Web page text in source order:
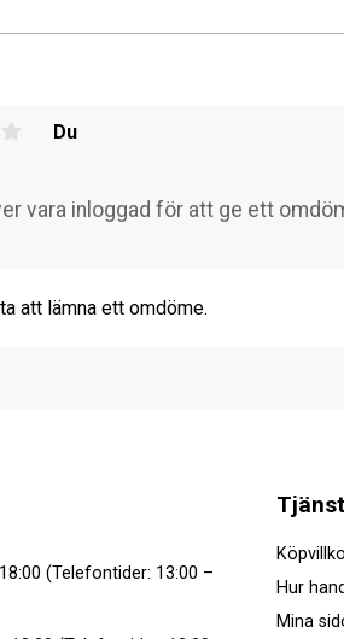
Du
att lämna ett omdöme.
(Telefontider: 13:00 –
Hur
Mina